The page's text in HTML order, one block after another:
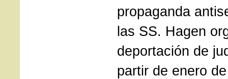
propaganda
las SS. Hagen
deportación de
partir de enero